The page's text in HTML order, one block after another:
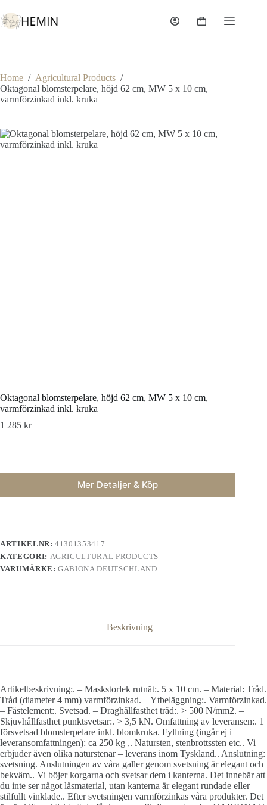
Home / Agricultural Products /
Oktagonal blomsterpelare, höjd 62 cm, MW 5 x 10 cm,
varmförzinkad inkl. kruka
Oktagonal blomsterpelare, höjd 62 cm, MW 5 x 10 cm,
varmförzinkad inkl. kruka
1 285 kr
Mer Detaljer & Köp
ARTIKELNR:41301353417
KATEGORI: AGRICULTURAL PRODUCTS
VARUMÄRKE:GABIONA DEUTSCHLAND
Beskrivning
Artikelbeskrivning:. – Maskstorlek rutnät:. 5 x 10 cm. – Material: Tråd.
Tråd (diameter 4 mm) varmförzinkad. – Ytbeläggning:. Varmförzinkad.
– Fästelement:. Svetsad. – Draghållfasthet tråd:. > 500 N/mm2. –
Skjuvhållfasthet punktsvetsar:. > 3,5 kN. Omfattning av leveransen:. 1
försvetsad blomsterpelare inkl. blomkruka. Fyllning (ingår ej i
leveransomfattningen): ca 250 kg ,. Natursten, stenbrottssten etc.. Vi
erbjuder även olika naturstenar – leverans inom Tyskland.. Anslutning:
svetsning. Anslutningen av våra galler genom svetsning är elegant och
bekväm.. Vi böjer korgarna och svetsar dem i kanterna. Det innebär att
du inte ser något låsmaterial, utan kanterna är elegant rundade eller
stilfullt vinklade.. Efter svetsningen varmförzinkas våra produkter. Det